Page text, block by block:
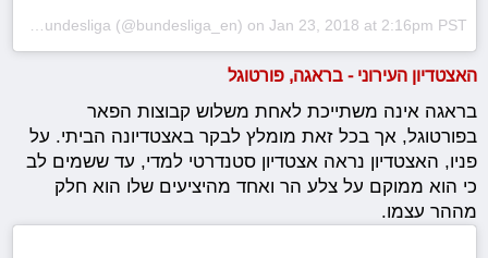
by Bundesliga(@bundesliga_en) on Jan 23, 2018 at 2:16pm PST
האצטדיון העירוני - בראגה, פורטוגל
בראגה אינה משתייכת לאחת משלוש קבוצות הפאר
בפורטוגל, אך בכל זאת מומלץ לבקר באצטדיונה הביתי. על
פניו, האצטדיון נראה אצטדיון סטנדרטי למדי, עד ששמים לב
כי הוא ממוקם על צלע הר ואחד מהיציעים שלו הוא חלק
מההר עצמו.